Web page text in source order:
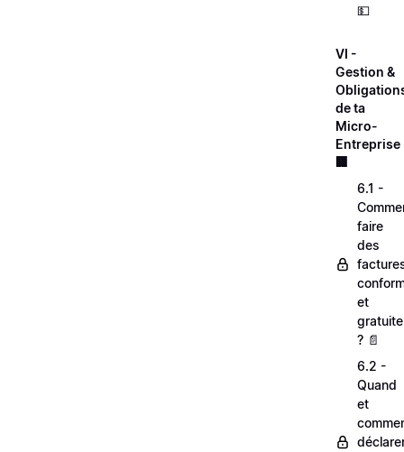
💵
VI -
Gestion &
de ta
Micro-
Entreprise
🏢
6.1 -
faire
des
et
? 📄
6.2 -
Quand
et